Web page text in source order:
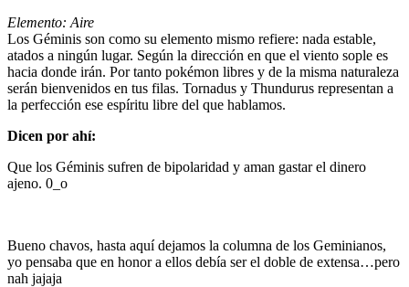
Elemento: Aire
Los Géminis son como su elemento mismo refiere: nada estable,
atados a ningún lugar. Según la dirección en que el viento sople es
hacia donde irán. Por tanto pokémon libres y de la misma naturaleza
serán bienvenidos en tus filas. Tornadus y Thundurus representan a
la perfección ese espíritu libre del que hablamos.
Dicen por ahí:
Que los Géminis sufren de bipolaridad y aman gastar el dinero
ajeno. 0_o
Bueno chavos, hasta aquí dejamos la columna de los Geminianos,
yo pensaba que en honor a ellos debía ser el doble de extensa…pero
nah jajaja